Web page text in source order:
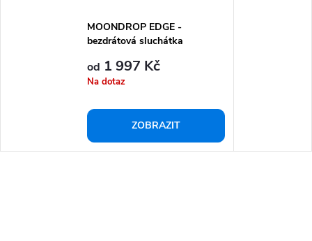
MOONDROP EDGE -
bezdrátová sluchátka
od 1 997 Kč
Na dotaz
ZOBRAZIT